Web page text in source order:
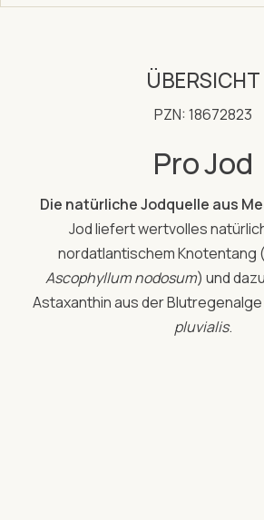
ÜBERSICHT
PZN: 18672823
Pro Jod
Die natürliche Jodquelle aus
Jod liefert wertvolles
nordatlantischem Knotentang
Ascophyllum nodosum) und
Astaxanthin aus der Blutregenalge
pluvialis.